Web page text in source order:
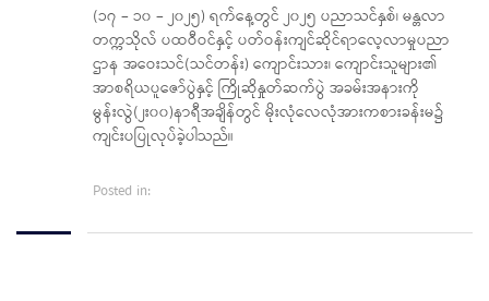
(၁၇ – ၁၀ – ၂၀၂၅) ရက်နေ့တွင် ၂၀၂၅ ပညာသင်နှစ်၊ မန္တလာ
တက္ကသိုလ် ပထဝီဝင်နှင့် ပတ်ဝန်းကျင်ဆိုင်ရာလေ့လာမှုပညာ
ဌာန အဝေးသင်(သင်တန်း) ကျောင်းသား၊ ကျောင်းသူများ၏
အာစရိယပူဇော်ပွဲနှင့် ကြိုဆိုနှုတ်ဆက်ပွဲ အခမ်းအနားကို
မွန်းလွဲ(၂း၀၀)နာရီအချိန်တွင် မိုးလုံလေလုံအားကစားခန်းမ၌
ကျင်းပပြုလုပ်ခဲ့ပါသည်။
Posted in: